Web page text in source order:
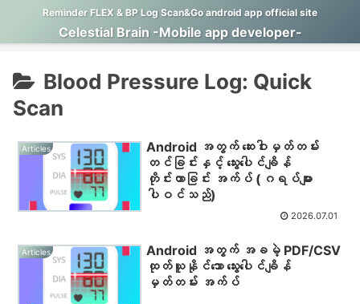
Reminder FLEX & BP Log Scan&Go android app official site
Celestial Brain -Mobile app developer-
Blood Pressure Log: Quick
Scan
Articles
Android အတွက် ဆေးဝါးမှတ်တမ်း
တင်ခြင်းနှင့် သွေးပေါင်ချိန်
တိုင်းတာခြင်း အက်ပ် (ဂရပ်များ
ပါဝင်သည်)
2026.07.01
Articles
Android အတွက် အခမဲ့ PDF/CSV
ထုတ်ယူနိုင်သော သွေးပေါင်ချိန်
မှတ်တမ်း အက်ပ်